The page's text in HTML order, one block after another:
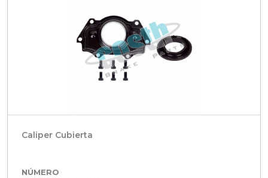
Caliper Cubierta
NÚMERO